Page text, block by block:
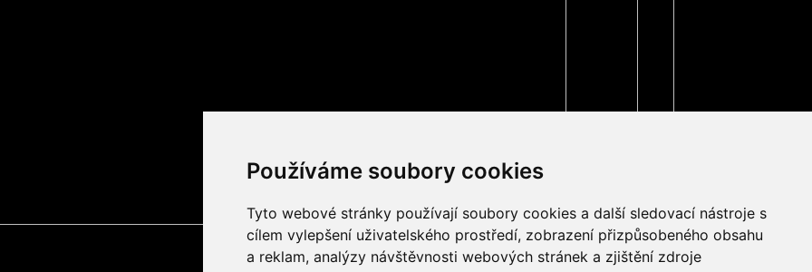
Používáme soubory cookies
Tyto webové stránky používají soubory cookies a další sledovací nástroje s
cílem vylepšení uživatelského prostředí, zobrazení přizpůsobeného obsahu
a reklam, analýzy návštěvnosti webových stránek a zjištění zdroje